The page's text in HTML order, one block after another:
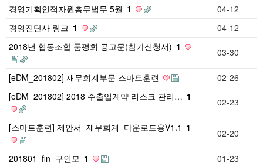
경영기획인적자원총무법무 5월 1
04-12
경영진단사 링크 1
04-12
2018년 협동조합 품평회 공고문(참가신청서) 1 03-30
[eDM_201802] 재무회계부문 스마트훈련
02-26
[eDM_201802] 2018 수출입계약 리스크 관리… 1 02-23
[스마트훈련] 제안서_재무회계_다운로드용V1.1 1 02-20
201801_fin_구인모 1
01-23